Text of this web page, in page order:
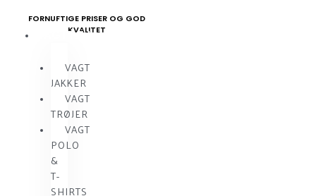
FORNUFTIGE PRISER OG GOD
KVALITET
VAGTTØJ
VAGT
JAKKER
VAGT
TRØJER
VAGT
POLO
&
T-
SHIRTS